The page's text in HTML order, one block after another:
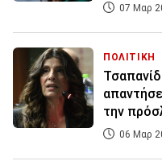
07 Μαρ
ΠΟΛΙΤΙΚΗ
την
06 Μαρ